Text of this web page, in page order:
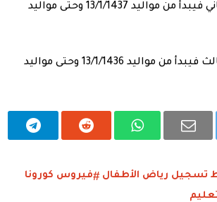
واما المستوى الثاني فيبدأ من مواليد 13/1/1437 وحتى مواليد
واما المستوى الثالث فيبدأ من مواليد 13/1/1436 وحتى مواليد
تسجيل رياض الأطفال
فيروس كورونا